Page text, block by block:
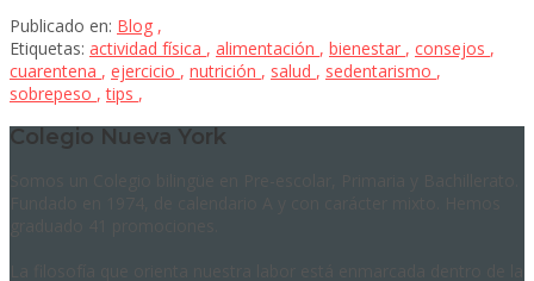
Publicado en: Blog ,
Etiquetas: actividad física , alimentación , bienestar , consejos ,
cuarentena , ejercicio , nutrición , salud , sedentarismo ,
sobrepeso , tips ,
Colegio Nueva York